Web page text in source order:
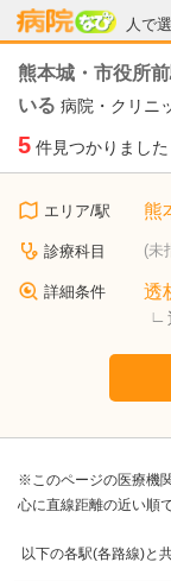
人で
病院な
熊本城・市役所
いる 病院・クリニ
5 件見つかりました
エリア/駅 熊
診療科目 (未
詳細条件 透
※このページの医療機
心に直線距離の近い順
以下の各駅(各路線)と